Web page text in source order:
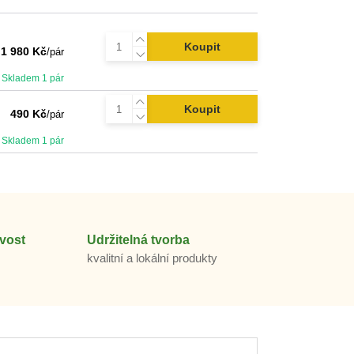
1 980 Kč/pár
Skladem 1 pár
Koupit
490 Kč/pár
Skladem 1 pár
Koupit
Udržitelná tvorba
kvalitní a lokální produkty